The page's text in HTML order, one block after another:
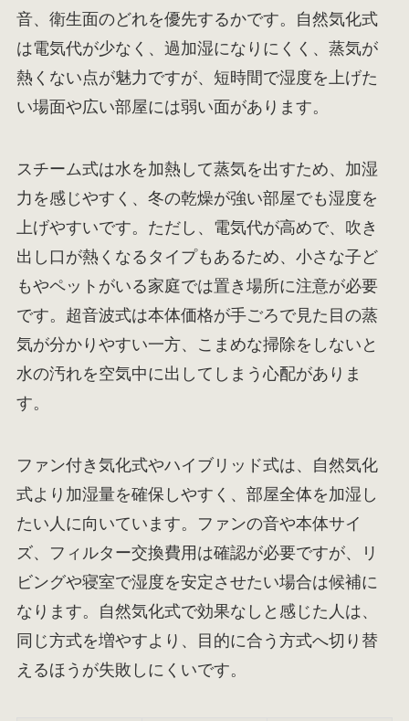
音、衛生面のどれを優先するかです。自然気化式
は電気代が少なく、過加湿になりにくく、蒸気が
熱くない点が魅力ですが、短時間で湿度を上げた
い場面や広い部屋には弱い面があります。
スチーム式は水を加熱して蒸気を出すため、加湿
力を感じやすく、冬の乾燥が強い部屋でも湿度を
上げやすいです。ただし、電気代が高めで、吹き
出し口が熱くなるタイプもあるため、小さな子ど
もやペットがいる家庭では置き場所に注意が必要
です。超音波式は本体価格が手ごろで見た目の蒸
気が分かりやすい一方、こまめな掃除をしないと
水の汚れを空気中に出してしまう心配がありま
す。
ファン付き気化式やハイブリッド式は、自然気化
式より加湿量を確保しやすく、部屋全体を加湿し
たい人に向いています。ファンの音や本体サイ
ズ、フィルター交換費用は確認が必要ですが、リ
ビングや寝室で湿度を安定させたい場合は候補に
なります。自然気化式で効果なしと感じた人は、
同じ方式を増やすより、目的に合う方式へ切り替
えるほうが失敗しにくいです。